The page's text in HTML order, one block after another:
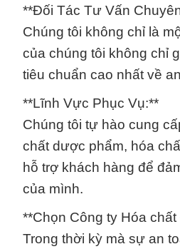
**Đối Tác Tư Vấn
Chúng tôi không chỉ là
của chúng tôi không chỉ
tiêu chuẩn cao nhất về
**Lĩnh Vực Phục Vụ:**
Chúng tôi tự hào cung
chất dược phẩm, hóa
hỗ trợ khách hàng để
của mình.
**Chọn Công ty Hóa
Trong thời kỳ mà sự an